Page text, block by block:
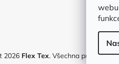
2026 Flex Tex. Všechna práva